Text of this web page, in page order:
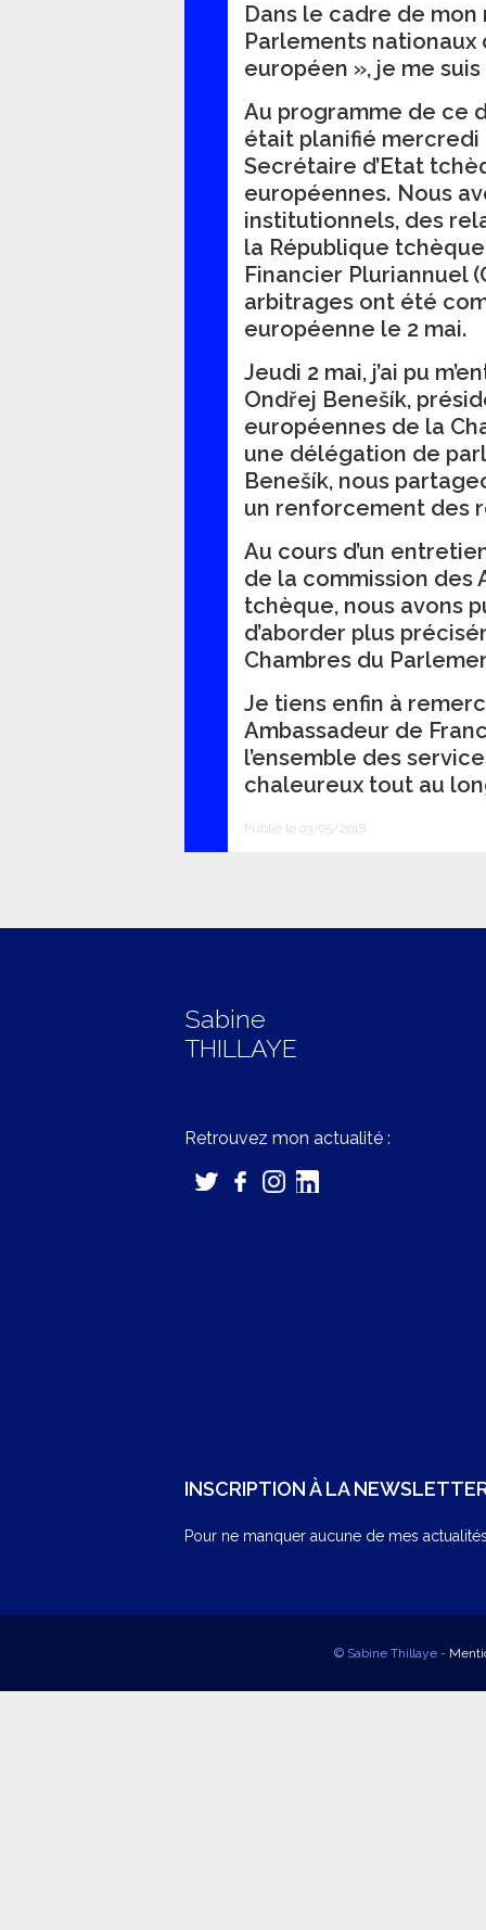
Dans le cadre de
Parlements
européen », je me
Au programme de ce
était planifié mercredi
Secrétaire d’Etat
européennes. Nous
institutionnels, des
la République
Financier Pluriannuel
arbitrages ont été
européenne le 2 mai.
Jeudi 2 mai, j’ai pu
Ondřej Benešík,
européennes de la
une délégation de
Benešík, nous
un renforcement des
Au cours d’un
de la commission des
tchèque, nous avons
d’aborder plus
Chambres du
Je tiens enfin à
Ambassadeur de
l’ensemble des
chaleureux tout au
Publié le 03/05/2018
Sabine
THILLAYE
Retrouvez mon actualité :
INSCRIPTION À LA
Pour ne manquer aucune de mes
© Sabine Thillaye -